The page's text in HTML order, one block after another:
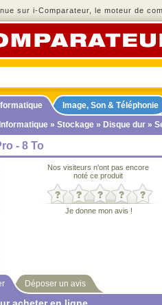
sur i-Comparateur, le moteur de
Image, Son & Téléphonie
Informatique » Stockage » Disque dur »
- 8 To
Nos visiteurs n'ont pas encore
noté ce produit
Je donne mon avis !
Déposer un avis